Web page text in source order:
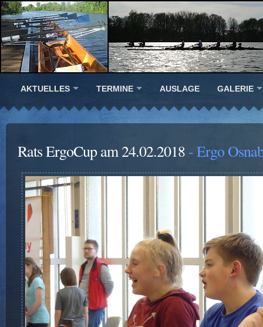
AKTUELLES TERMINE AUSLAGE GALERIE
Rats ErgoCup am 24.02.2018 - Ergo